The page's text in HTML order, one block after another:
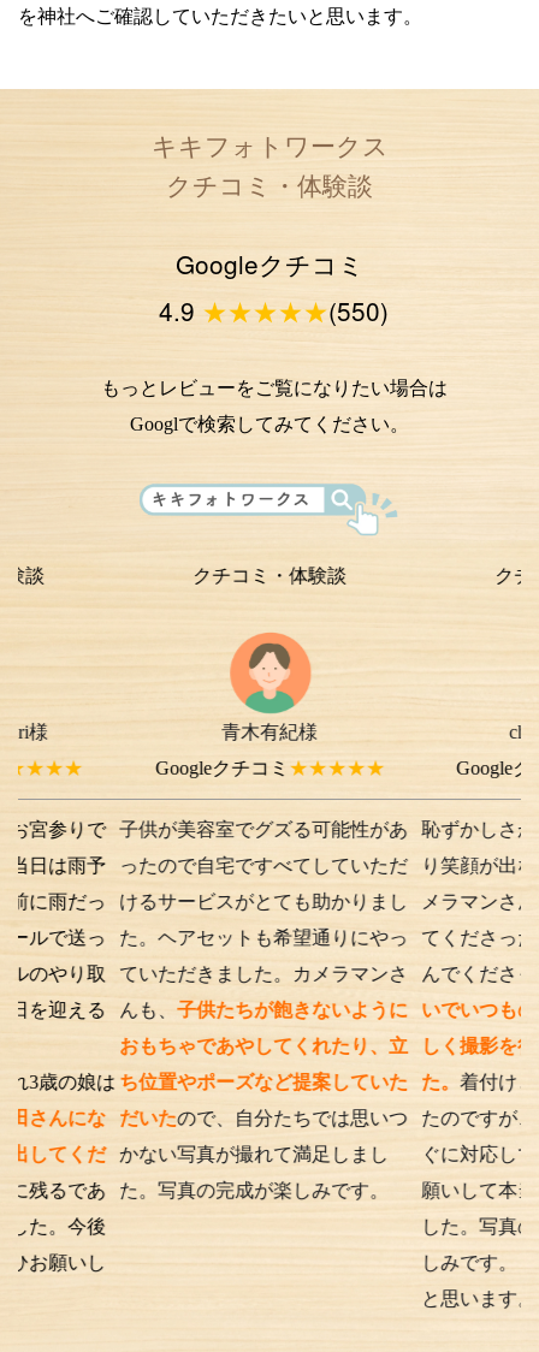
を神社へご確認していただきたいと思います。
キキフォトワークス
クチコミ・体験談
Googleクチコミ
4.9 ★★★★★(550)
もっとレビューをご覧になりたい場合は
Googlで検索してみてください。
で
予
っ
っ
取
る
は
な
だ
あ
後
し
クチコミ・体験談
青木有紀様
Googleクチコミ★★★★★
子供が美容室でグズる可能性があ
ったので自宅ですべてしていただ
けるサービスがとても助かりまし
た。ヘアセットも希望通りにやっ
ていただきました。カメラマンさ
んも、子供たちが飽きないように
おもちゃであやしてくれたり、立
ち位置やポーズなど提案していた
だいたので、自分たちでは思いつ
かない写真が撮れて満足しまし
た。写真の完成が楽しみです。
クチコミ・
様
Googleクチコミ
恥ずかしさから最初
り笑顔が出ない子供
メラマンさんが根気
てくださったり落ち
んでくださったり、
いでいつもの笑顔が
しく撮影を行うこと
た。着付けとアテン
たのですが、撮影時
ぐに対応してくださ
願いして本当に良か
した。写真の仕上が
しみです。また次も
と思います。